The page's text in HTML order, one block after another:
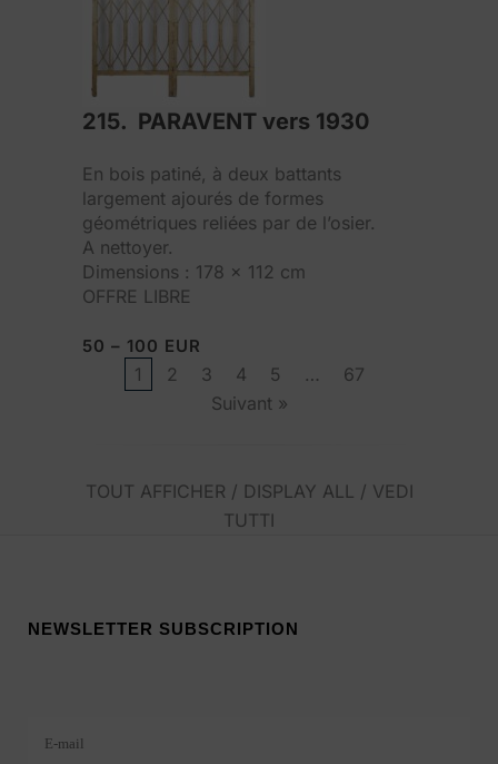
215. PARAVENT vers 1930
En bois patiné, à deux battants
largement ajourés de formes
géométriques reliées par de l’osier.
A nettoyer.
Dimensions : 178 x 112 cm
OFFRE LIBRE
50 – 100 EUR
1 2 3 4 5 …
67
Suivant »
TOUT AFFICHER / DISPLAY ALL / VEDI
TUTTI
NEWSLETTER SUBSCRIPTION